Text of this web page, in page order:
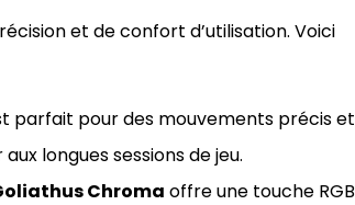
et de confort d’utilisation. Voici
parfait pour des mouvements précis et
longues sessions de jeu.
Chroma offre une touche RGB